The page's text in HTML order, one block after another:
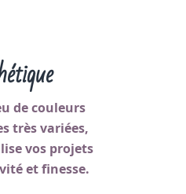
de couleurs
très variées,
vos projets
et finesse.